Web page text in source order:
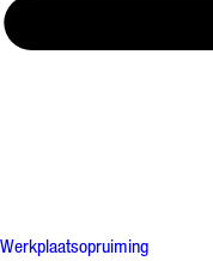
Werkplaatsopruiming